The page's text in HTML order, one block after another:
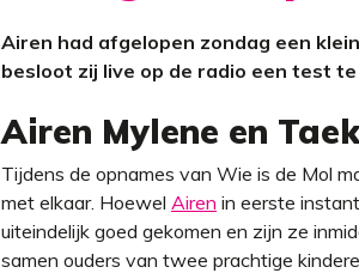
Airen had afgelopen zondag een
besloot zij live op de radio een test te
Airen Mylene en
Tijdens de opnames van Wie is de Mol
met elkaar. Hoewel Airen in eerste
uiteindelijk goed gekomen en zijn ze
samen ouders van twee prachtige